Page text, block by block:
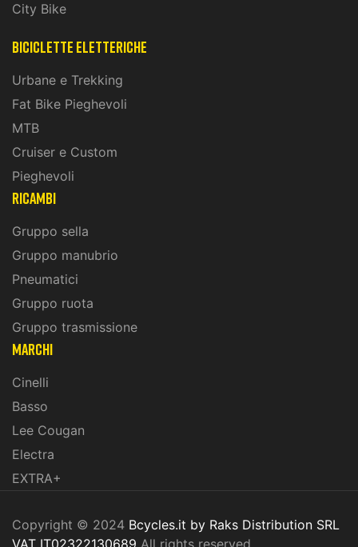
City Bike
biciclette eletteriche
Urbane e Trekking
Fat Bike Pieghevoli
MTB
Cruiser e Custom
Pieghevoli
ricambi
Gruppo sella
Gruppo manubrio
Pneumatici
Gruppo ruota
Gruppo trasmissione
marchi
Cinelli
Basso
Lee Cougan
Electra
EXTRA+
Copyright © 2024 Bcycles.it by Raks Distribution SRL